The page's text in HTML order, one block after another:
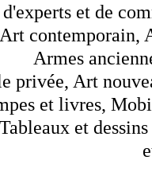
et de
contemporain,
Armes
privée, Art
et livres,
et